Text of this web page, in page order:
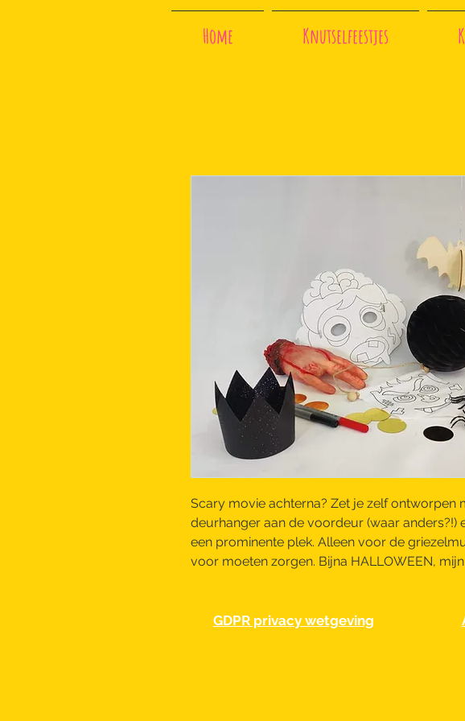
Home Knutselfeestjes
Scary movie achterna? Zet je zelf ontworpen
deurhanger aan de voordeur (waar anders?!)
een prominente plek. Alleen voor de
voor moeten zorgen. Bijna HALLOWEEN,
GDPR privacy wetgeving